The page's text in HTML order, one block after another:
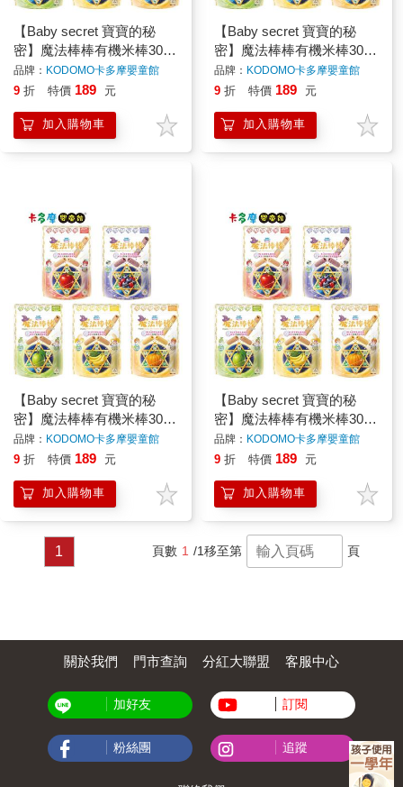
【Baby secret 寶寶的秘
密】魔法棒棒有機米棒30g
(9m+) 5種口味可選 寶寶米
餅 原廠公司貨｜卡多摩
品牌： KODOMO卡多摩嬰童館
9 折 特價 189 元
加入購物車
【Baby secret 寶寶的秘
密】魔法棒棒有機米棒30g
(9m+) 5種口味可選 寶寶米
餅 原廠公司貨｜卡多摩
品牌： KODOMO卡多摩嬰童館
9 折 特價 189 元
加入購物車
【Baby secret 寶寶的秘
密】魔法棒棒有機米棒30g
(9m+) 5種口味可選 寶寶米
餅 原廠公司貨｜卡多摩
品牌： KODOMO卡多摩嬰童館
9 折 特價 189 元
加入購物車
【Baby secret 寶寶的秘
密】魔法棒棒有機米棒30g
(9m+) 5種口味可選 寶寶米
餅 原廠公司貨｜卡多摩
品牌： KODOMO卡多摩嬰童館
9 折 特價 189 元
加入購物車
1 頁數 1 /1移至第 頁
關於我們 門市查詢 分紅大聯盟 客服中心
加好友 訂閱
粉絲團 追蹤